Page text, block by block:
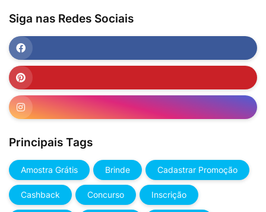
Siga nas Redes Sociais
Principais Tags
Amostra Grátis Brinde Cadastrar Promoção
Cashback Concurso Inscrição